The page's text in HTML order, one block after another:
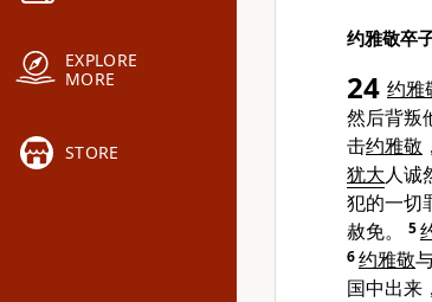
EXPLORE
MORE
STORE
约雅敬卒
24 约雅
然后背叛
击约雅敬
犹大人诚
犯的一切
赦免。
5
6约雅敬
国中出来